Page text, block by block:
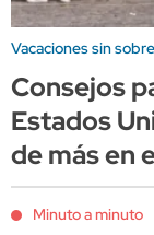
Vacaciones sin
Consejos
Estados
de más en
Minuto a minuto